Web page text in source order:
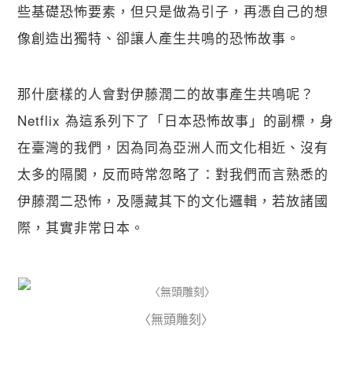
些基礎恐怖要素，但只是做為引子，再憑自己的想
像創造出獨特、卻讓人產生共鳴的恐怖故事。
那什麼樣的人會對伊藤潤二的故事產生共鳴呢？
Netflix 為這系列下了「日本恐怖故事」的副標，身
在臺灣的我們，因為同為亞洲人而文化相近、沒有
太多的隔閡，反而時常忽略了：對我們而言熟悉的
伊藤潤二恐怖，及隱藏其下的文化邏輯，若放諸國
際，其實非常日本。
〈無頭雕刻〉